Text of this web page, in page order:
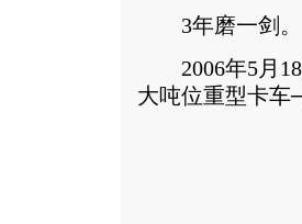
3年磨一剑。
2006年5月18
大吨位重型卡车